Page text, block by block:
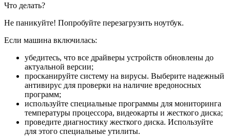
Что делать?
Не паникуйте! Попробуйте перезагрузить ноутбук.
Если машина включилась:
убедитесь, что все драйверы устройств обновлены до
актуальной версии;
просканируйте систему на вирусы. Выберите надежный
антивирус для проверки на наличие вредоносных
программ;
используйте специальные программы для мониторинга
температуры процессора, видеокарты и жесткого диска;
проведите диагностику жесткого диска. Используйте
для этого специальные утилиты.